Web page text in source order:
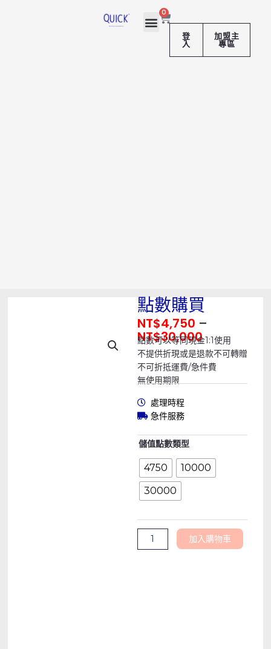
0
物
籃登
入
加盟主
專區
點數購買
NT$4,750 –
NT$30,000
點數可以等同現金1:1使用
不提供折現或是退款不可轉贈
不可折抵運費/急件費
無使用期限
處理時程
急件服務
儲值點數類型
4750
10000
30000
點
購
買
數
加入購物車